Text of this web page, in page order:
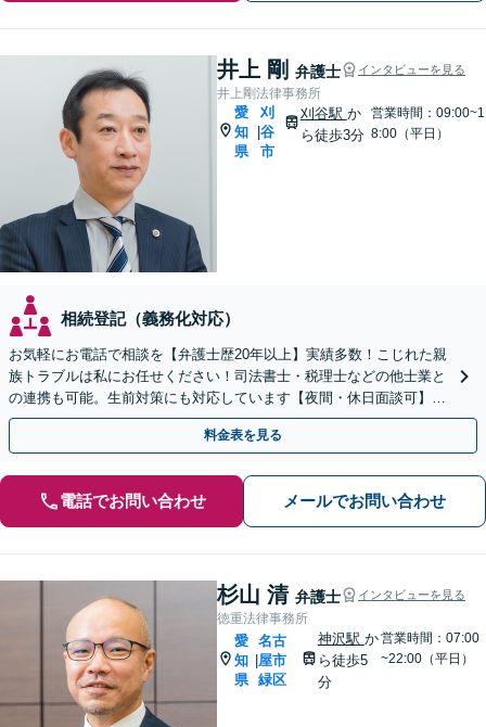
井上 剛 弁護士 インタビューを見る
井上剛法律事務所
愛
知
県
刈
谷
市
刈谷駅 か
ら徒歩3分
営業時間：09:00~1
8:00（平日）
相続登記（義務化対応）
お気軽にお電話で相談を【弁護士歴20年以上】実績多数！こじれた親
族トラブルは私にお任せください！司法書士・税理士などの他士業と
の連携も可能。生前対策にも対応しています【夜間・休日面談可】
【完全個室・秘密厳守】
料金表を見る
電話でお問い合わせ メールでお問い合わせ
杉山 清 弁護士 インタビューを見る
徳重法律事務所
愛
知
県
名古
屋市
緑区
神沢駅 か
ら徒歩5
分
営業時間：07:00
~22:00（平日）